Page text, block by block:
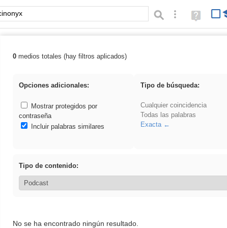
o frase: Búsqueda avanzada
Ayuda
(en
Resultados de: Acinonyx
0medios totales (hay filtros aplicados)
Opciones adicionales:
Mostrar protegidos por
contraseña
Incluir palabras similares
Tipo de búsqueda:
Cualquier coincidencia
Todas las palabras
Exacta
Tipo de contenido:
No se ha encontrado ningún resultado.